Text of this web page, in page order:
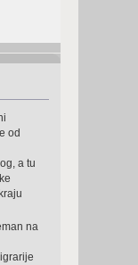
od
a tu
na